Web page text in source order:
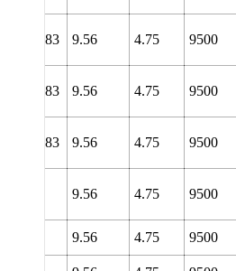
138.83 9.56 4.75 9500
138.83 9.56 4.75 9500
138.83 9.56 4.75 9500
9.56 4.75 9500
9.56 4.75 9500